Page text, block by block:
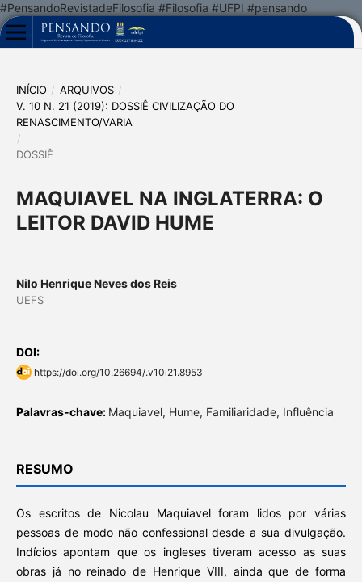
#PensandoRevistadeFilosofia #Filosofia #UFPI #pensando
INÍCIO / ARQUIVOS /
V. 10 N. 21 (2019): DOSSIÊ CIVILIZAÇÃO DO
RENASCIMENTO/VARIA
/
DOSSIÊ
MAQUIAVEL NA INGLATERRA: O
LEITOR DAVID HUME
Nilo Henrique Neves dos Reis
UEFS
DOI:
https://doi.org/10.26694/.v10i21.8953
Palavras-chave: Maquiavel, Hume, Familiaridade, Influência
RESUMO
Os escritos de Nicolau Maquiavel foram lidos por várias
pessoas de modo não confessional desde a sua divulgação.
Indícios apontam que os ingleses tiveram acesso as suas
obras já no reinado de Henrique VIII, ainda que de forma